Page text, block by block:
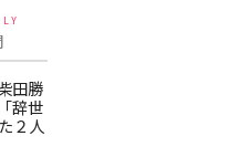
田勝
辞世
２人